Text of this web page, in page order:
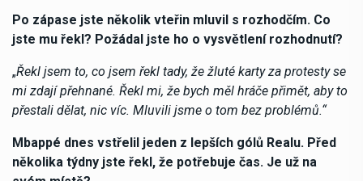
Po zápase jste několik vteřin mluvil s rozhodčím. Co
jste mu řekl? Požádal jste ho o vysvětlení rozhodnutí?
„Řekl jsem to, co jsem řekl tady, že žluté karty za protesty se
mi zdají přehnané. Řekl mi, že bych měl hráče přimět, aby to
přestali dělat, nic víc. Mluvili jsme o tom bez problémů.“
Mbappé dnes vstřelil jeden z lepších gólů Realu. Před
několika týdny jste řekl, že potřebuje čas. Je už na